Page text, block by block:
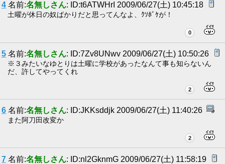
4 名前:名無しさん: ID:t6ATWHrI 2009/06/27(土) 10:45:18
土曜が休日の奴ばかりだと思ってんなよ、ｸｿﾎﾞｹが！
0
5 名前:名無しさん: ID:7Zv8UNwv 2009/06/27(土) 10:50:26
※３みたいなゆとりは土曜に学校があったなんて事も知らないん
だ、許してやってくれ
2
6 名前:名無しさん: ID:JKKsddjk 2009/06/27(土) 11:40:26
また阿刀田改変か
2
7 名前:名無しさん: ID:nl2GknmG 2009/06/27(土) 11:58:19